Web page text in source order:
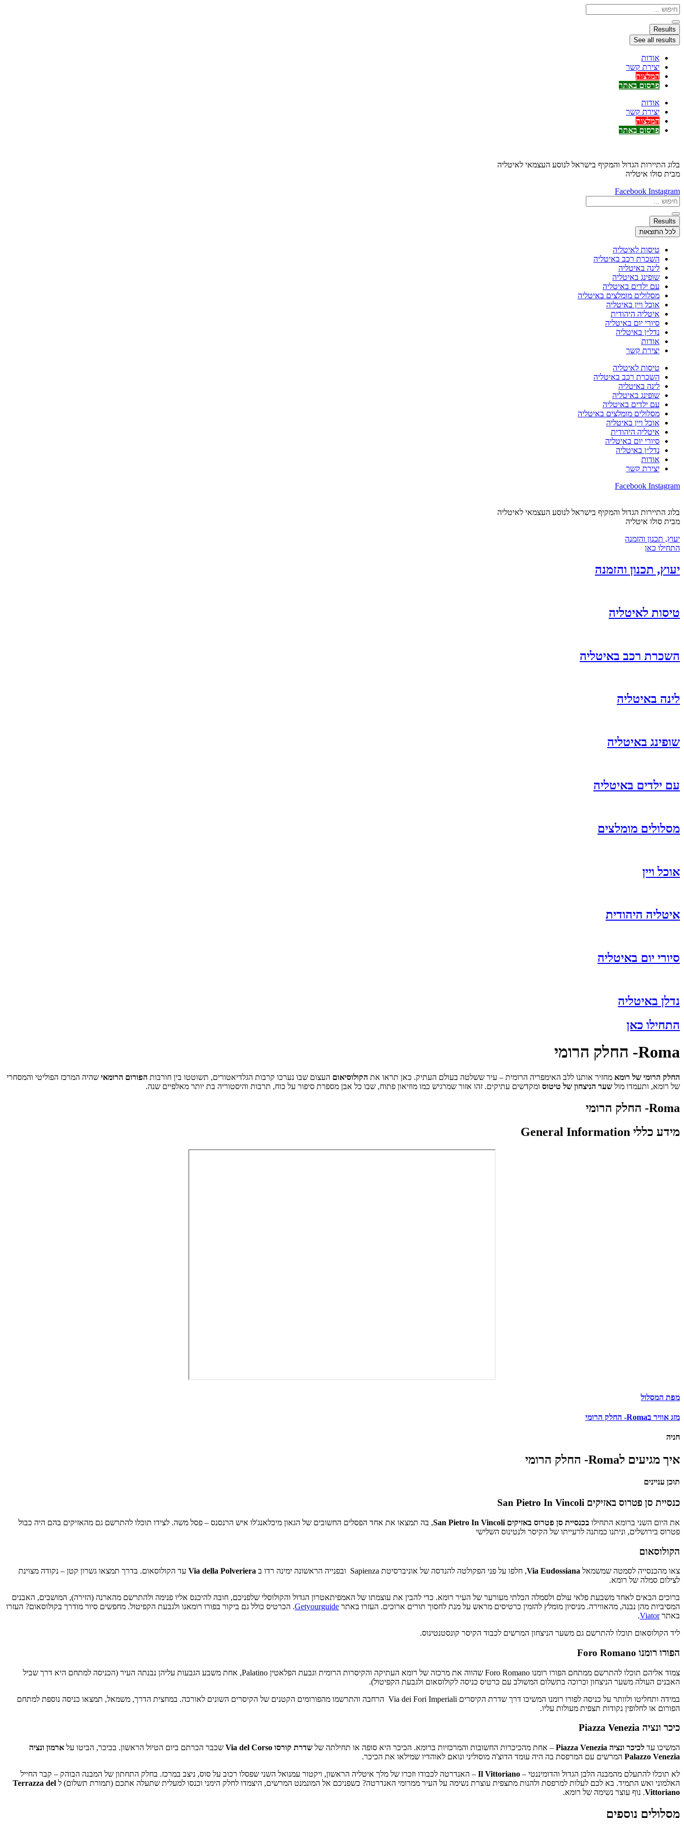
דלג
לתוכן
Search
...
Results
See all results
אודות
יצירת קשר
המלצות
פרסום באתר
אודות
יצירת קשר
המלצות
פרסום באתר
בלוג התיירות הגדול והמקיף בישראל לנוסע העצמאי לאיטליה
מבית סולו איטליה
Facebook Instagram
Search
...
Results
לכל התוצאות
טיסות לאיטליה
השכרת רכב באיטליה
לינה באיטליה
שופינג באיטליה
עם ילדים באיטליה
מסלולים מומלצים באיטליה
אוכל ויין באיטליה
איטליה היהודית
סיורי יום באיטליה
נדל״ן באיטליה
אודות
יצירת קשר
טיסות לאיטליה
השכרת רכב באיטליה
לינה באיטליה
שופינג באיטליה
עם ילדים באיטליה
מסלולים מומלצים באיטליה
אוכל ויין באיטליה
איטליה היהודית
סיורי יום באיטליה
נדל״ן באיטליה
אודות
יצירת קשר
Facebook Instagram
בלוג התיירות הגדול והמקיף בישראל לנוסע העצמאי לאיטליה
מבית סולו איטליה
יעוץ, תכנון והזמנה
התחילו כאן
יעוץ, תכנון והזמנה
טיסות לאיטליה
השכרת רכב באיטליה
לינה באיטליה
שופינג באיטליה
עם ילדים באיטליה
מסלולים מומלצים
אוכל ויין
איטליה היהודית
סיורי יום באיטליה
נדלן באיטליה
התחילו כאן
Roma- החלק הרומי
החלק הרומי של רומא מחזיר אותנו ללב האימפריה הרומית – עיר ששלטה בעולם העתיק. כאן תראו את הקולוסיאום העצום שבו נערכו קרבות הגלדיאטורים, תשוטטו בין חורבות הפורום הרומאי שהיה המרכז הפוליטי והמסחרי
של רומא, ותעמדו מול שער הניצחון של טיטוס ומקדשים עתיקים. זהו אזור שמרגיש כמו מוזיאון פתוח, שבו כל אבן מספרת סיפור על כוח, תרבות והיסטוריה בת יותר מאלפיים שנה.
Roma- החלק הרומי
מידע כללי General Information
מפת המסלול
מזג אוויר בRoma- החלק הרומי
חניה
איך מגיעים לRoma- החלק הרומי
תוכן עניינים
כנסיית סן פטרוס באזיקים San Pietro In Vincoli
את היום השני ברומא התחילו בכנסיית סן פטרוס באזיקים San Pietro In Vincoli, בה תמצאו את אחד הפסלים החשובים של הגאון מיכלאנג'לו איש הרנסנס – פסל משה. לצידו תוכלו להתרשם גם מהאזיקים בהם היה כבול
פטרוס בירושלים, וניתנו כמתנה לרעייתו של הקיסר ולנטינוס השלישי
הקולוסאום
צאו מהכנסייה לסמטה שמשמאל Via Eudossiana, חלפו על פני הפקולטה להנדסה של אוניברסיטת Sapienza ובפנייה הראשונה ימינה רדו ב Via della Polveriera עד הקולוסאום. בדרך תמצאו גשרון קטן – נקודה מצוינת
לצילום סמלה של רומא.
ברוכים הבאים לאחד משבעת פלאי עולם ולסמלה הבלתי מעורער של העיר רומא. כדי להבין את עוצמתו של האמפיתאטרון הגדול והקולוסלי שלפניכם, חובה להיכנס אליו פנימה ולהתרשם מהארנה (הזירה), המושבים, האבנים
המסיביות מהן נבנה, מהאווירה. מניסיון מומלץ להזמין כרטיסים מראש על מנת לחסוך תורים ארוכים. העזרו באתר Getyourguide. הכרטיס כולל גם ביקור בפורו רומאנו ולגבעת הקפיטול. מחפשים סיור מודרך בקולוסאום? העזרו
באתרViator
.
ליד הקולוסאום תוכלו להתרשם גם משער הניצחון המרשים לכבוד הקיסר קונסטנטינוס.
הפורו רומנו Foro Romano
צמוד אליהם תוכלו להתרשם ממתחם הפורו רומנו Foro Romano שהווה את מרכזה של רומא העתיקה והקיסרות הרומית וגבעת הפלאטין Palatino, אחת משבע הגבעות עליהן נבנתה העיר (הכניסה למתחם היא דרך שביל
האבנים העולה משער הניצחון וכרוכה בתשלום המשולב עם כרטיס כניסה לקולוסאום ולגבעת הקפיטול).
במידה ותחליטו ולוותר על כניסה לפורו רומנו המשיכו דרך שדרת הקיסרים Via dei Fori Imperiali הרחבה והתרשמו מהפורומים הקטנים של הקיסרים השונים לאורכה. במחצית הדרך, משמאל, תמצאו כניסה נוספת למתחם
הפורום או לחלופין נקודות תצפית מעולות עליו.
כיכר ונציה Piazza Venezia
המשיכו עד לכיכר ונציה Piazza Venezia – אחת מהכיכרות החשובות והמרכזיות ברומא. הכיכר היא סופה או תחילתה של שדרת קורסו Via del Corso שכבר הכרתם ביום הטיול הראשון. בכיכר, הביטו על ארמון ונציה
Palazzo Venezia המרשים עם המרפסת בה היה עומד הדוצ'ה מוסוליני ונואם לאוהדיו שמילאו את הכיכר.
לא תוכלו להתעלם מהמבנה הלבן הגדול והדומיננטי – Il Vittoriano – האנדרטה לכבודו וזכרו של מלך איטליה הראשון, ויקטור עמנואל השני שפסלו רכוב על סוס, ניצב במרכז. בחלק התחתון של המבנה הבוהק – קבר החייל
האלמוני ואש התמיד. בא לכם לעלות למרפסת ולהנות מתצפית עוצרת נשימה על העיר ממרומי האנדרטה? כשפניכם אל המונמנט המרשים, היצמדו לחלק הימני וכנסו למעלית שתעלה אתכם (תמורת תשלום) ל Terrazza del
Vittoriano. נוף עוצר נשימה של רומא.
מסלולים נוספים